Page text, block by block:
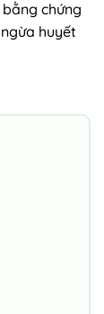
chứng
huyết